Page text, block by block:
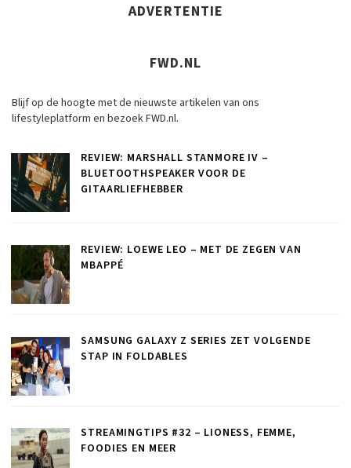
ADVERTENTIE
FWD.NL
Blijf op de hoogte met de nieuwste artikelen van ons
lifestyleplatform en bezoek FWD.nl.
REVIEW: MARSHALL STANMORE IV –
BLUETOOTHSPEAKER VOOR DE
GITAARLIEFHEBBER
REVIEW: LOEWE LEO – MET DE ZEGEN VAN
MBAPPÉ
SAMSUNG GALAXY Z SERIES ZET VOLGENDE
STAP IN FOLDABLES
STREAMINGTIPS #32 – LIONESS, FEMME,
FOODIES EN MEER